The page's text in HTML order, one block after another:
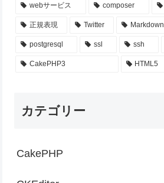
webサービス composer
正規表現 Twitter Markdown
postgresql ssl ssh
CakePHP3 HTML5
カテゴリー
CakePHP